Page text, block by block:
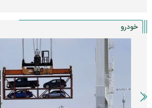
خودرو